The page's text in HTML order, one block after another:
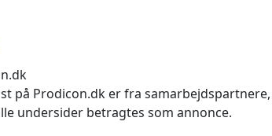
på Prodicon.dk er fra
undersider betragtes som annonce.